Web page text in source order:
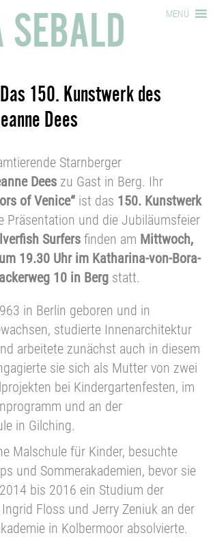
SEBALD MENÜ
150. Kunstwerk des
Dees
Starnberger
Dees zu Gast in Berg. Ihr
of Venice“ ist das 150. Kunstwerk
Präsentation und die Jubiläumsfeier
Surfers finden am Mittwoch,
19.30 Uhr im Katharina-von-Bora-
10 in Berg statt.
in Berlin geboren und in
studierte Innenarchitektur
arbeitete zunächst auch in diesem
sie sich als Mutter von zwei
bei Kindergartenfesten, im
und an der
in Gilching.
Malschule für Kinder, besuchte
und Sommerakademien, bevor sie
bis 2016 ein Studium der
Floss und Jerry Zeniuk an der
in Kolbermoor absolvierte.